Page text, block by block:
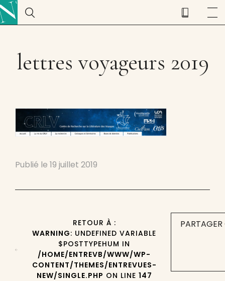
lettres voyageurs 2019
Publié le 19 juillet 2019
RETOUR À :
WARNING: UNDEFINED VARIABLE
$POSTTYPEHUM IN
/HOME/ENTREVB/WWW/WP-
CONTENT/THEMES/ENTREVUES-
NEW/SINGLE.PHP ON LINE 147